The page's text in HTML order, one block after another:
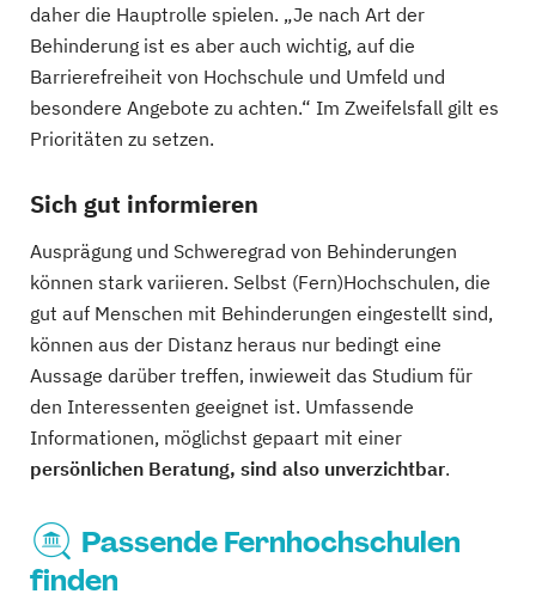
daher die Hauptrolle spielen. „Je nach Art der
Behinderung ist es aber auch wichtig, auf die
Barrierefreiheit von Hochschule und Umfeld und
besondere Angebote zu achten.“ Im Zweifelsfall gilt es
Prioritäten zu setzen.
Sich gut informieren
Ausprägung und Schweregrad von Behinderungen
können stark variieren. Selbst (Fern)Hochschulen, die
gut auf Menschen mit Behinderungen eingestellt sind,
können aus der Distanz heraus nur bedingt eine
Aussage darüber treffen, inwieweit das Studium für
den Interessenten geeignet ist. Umfassende
Informationen, möglichst gepaart mit einer
persönlichen Beratung, sind also unverzichtbar.
Passende Fernhochschulen
finden